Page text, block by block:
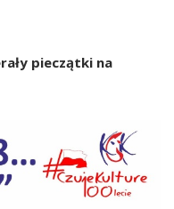
pieczątki na